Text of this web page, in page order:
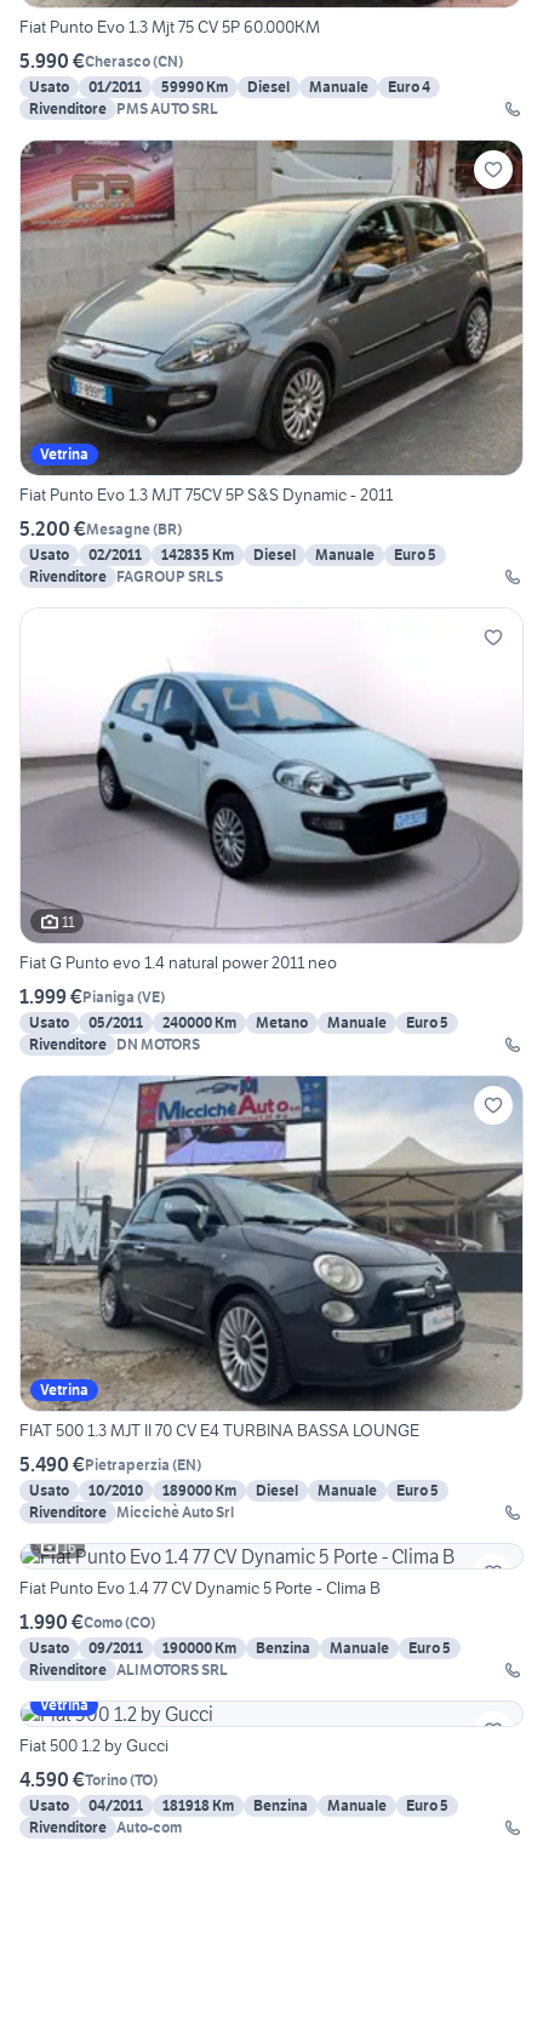
Fiat Punto Evo 1.3 Mjt 75 CV 5P 60.000KM
5.990 €Cherasco(CN)
Usato
01/2011 59990 Km Diesel Manuale
Euro 4
Rivenditore PMS AUTO SRL
Vetrina
Fiat Punto Evo 1.3 MJT 75CV 5P S&S Dynamic - 2011
5.200 €Mesagne(BR)
Usato
02/2011 142835 Km Diesel Manuale
Euro 5
Rivenditore FAGROUP SRLS
11
Fiat G Punto evo 1.4 natural power 2011 neo
1.999 €Pianiga (VE)
Usato
05/2011 240000 Km Metano Manuale
Euro 5
Rivenditore DN MOTORS
Vetrina
FIAT 500 1.3 MJT II 70 CV E4 TURBINA BASSA LOUNGE
5.490 €Pietraperzia (EN)
Usato
10/2010 189000 Km Diesel Manuale
Euro 5
Rivenditore Miccichè Auto Srl
16
Fiat Punto Evo 1.4 77 CV Dynamic 5 Porte - Clima B
1.990 €Como(CO)
Usato
09/2011 190000 Km Benzina Manuale
Euro 5
Rivenditore ALIMOTORS SRL
Vetrina
Fiat 500 1.2 by Gucci
4.590 €Torino(TO)
Usato
04/2011 181918 Km Benzina Manuale
Euro 5
Rivenditore Auto-com